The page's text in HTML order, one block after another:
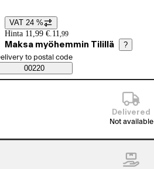
Price details
VAT 24 %
Hinta 11,99 €. 11 ,99
Maksa myöhemmin Tilillä ?
Saatavuustiedot
order method
to postal code
00220
Delivered
Not available